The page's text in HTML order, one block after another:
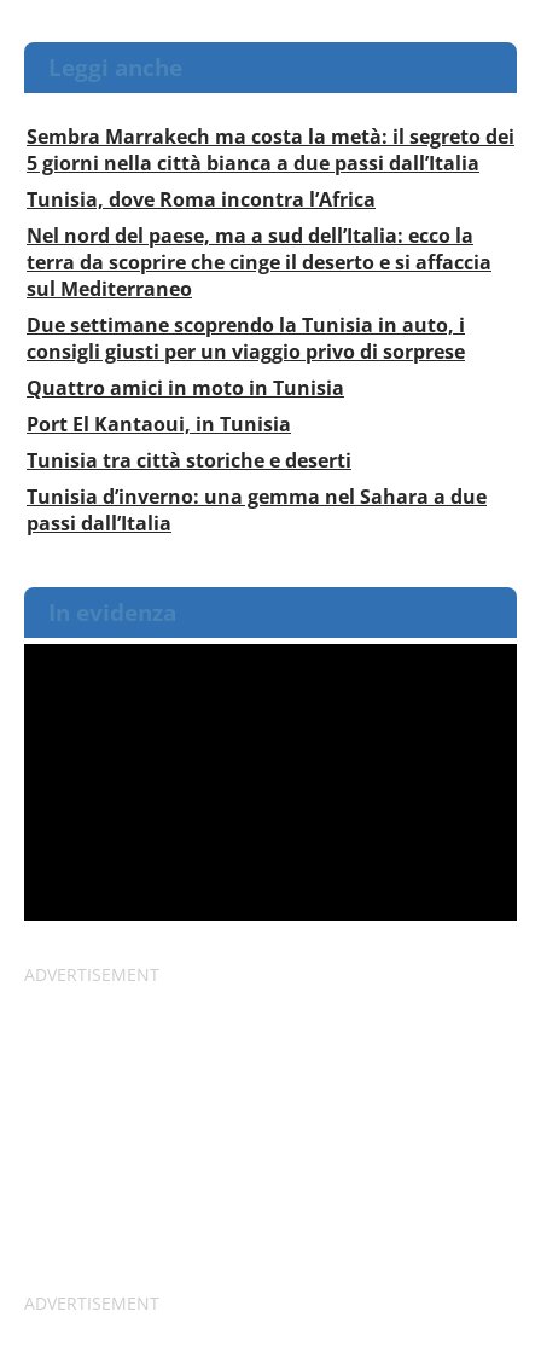
Leggi anche
Sembra Marrakech ma costa la metà: il segreto dei
5 giorni nella città bianca a due passi dall’Italia
Tunisia, dove Roma incontra l’Africa
Nel nord del paese, ma a sud dell’Italia: ecco la
terra da scoprire che cinge il deserto e si affaccia
sul Mediterraneo
Due settimane scoprendo la Tunisia in auto, i
consigli giusti per un viaggio privo di sorprese
Quattro amici in moto in Tunisia
Port El Kantaoui, in Tunisia
Tunisia tra città storiche e deserti
Tunisia d’inverno: una gemma nel Sahara a due
passi dall’Italia
In evidenza